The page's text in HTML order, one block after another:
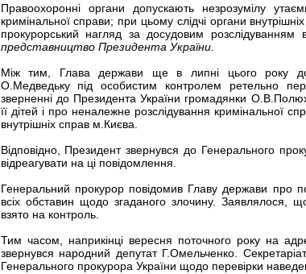
Правоохоронні органи допускають незрозумілу
кримінальної справи; при цьому слідчі органи
прокурорський нагляд за досудовим розслідуванням
представництво Президента України.
Між тим, Глава держави ще в липні цього року
О.Медведьку під особистим контролем ретельно
зверненні до Президента України громадянки
її дітей і про неналежне розслідування кримінальної
внутрішніх справ м.Києва.
Відповідно, Президент звернувся до Генерального
відреагувати на ці повідомлення.
Генеральний прокурор повідомив Главу держави про
всіх обставин щодо згаданого злочину. Заявлялося,
взято на контроль.
Тим часом, наприкінці вересня поточного року на
звернувся народний депутат Г.Омельченко.
Генерального прокурора України щодо перевірки